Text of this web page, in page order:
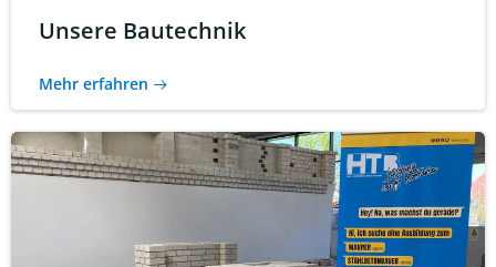
Unsere Bautechnik
Mehr erfahren